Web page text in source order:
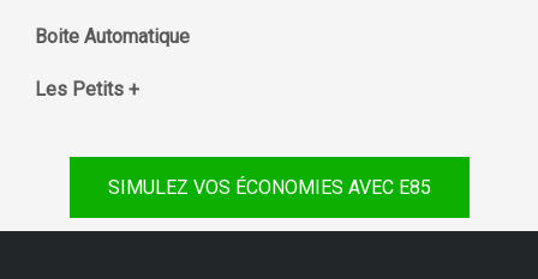
Boite Automatique
Les Petits +
SIMULEZ VOS ÉCONOMIES AVEC E85